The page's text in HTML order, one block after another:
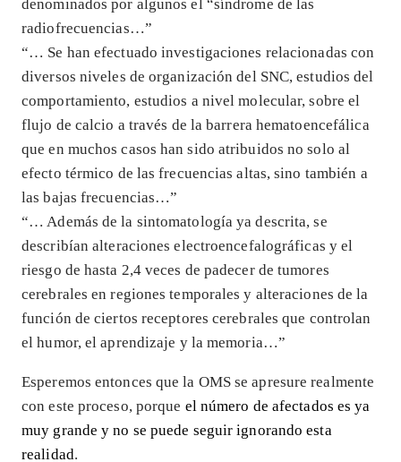
denominados por algunos el “síndrome de las
radiofrecuencias…”
“… Se han efectuado investigaciones relacionadas con
diversos niveles de organización del SNC, estudios del
comportamiento, estudios a nivel molecular, sobre el
flujo de calcio a través de la barrera hematoencefálica
que en muchos casos han sido atribuidos no solo al
efecto térmico de las frecuencias altas, sino también a
las bajas frecuencias…”
“… Además de la sintomatología ya descrita, se
describían alteraciones electroencefalográficas y el
riesgo de hasta 2,4 veces de padecer de tumores
cerebrales en regiones temporales y alteraciones de la
función de ciertos receptores cerebrales que controlan
el humor, el aprendizaje y la memoria…”
Esperemos entonces que la OMS se apresure realmente
con este proceso, porque el número de afectados es ya
muy grande y no se puede seguir ignorando esta
realidad.